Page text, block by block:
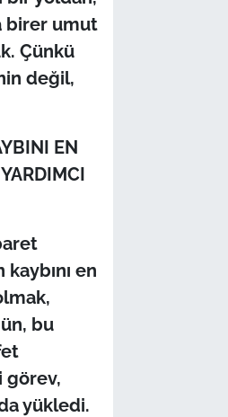
birer umut
Çünkü
değil,
EN
en
bu
görev,
yükledi.